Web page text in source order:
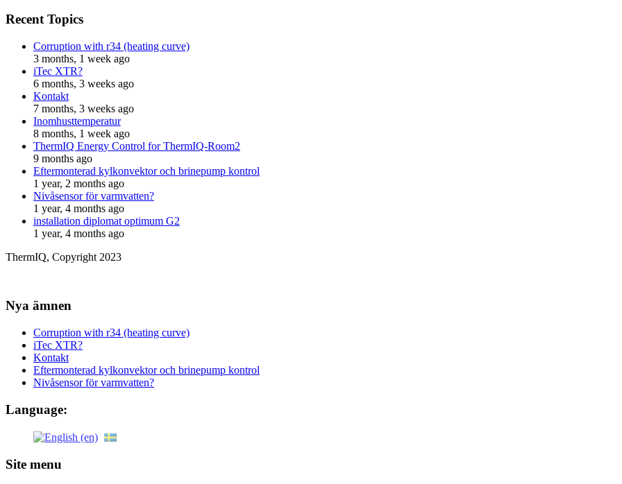
Recent Topics
Corruption with r34 (heating curve)
3 months, 1 week ago
iTec XTR?
6 months, 3 weeks ago
Kontakt
7 months, 3 weeks ago
Inomhusttemperatur
8 months, 1 week ago
ThermIQ Energy Control for ThermIQ-Room2
9 months ago
Eftermonterad kylkonvektor och brinepump kontrol
1 year, 2 months ago
Nivåsensor för varmvatten?
1 year, 4 months ago
installation diplomat optimum G2
1 year, 4 months ago
ThermIQ, Copyright 2023
Nya ämnen
Corruption with r34 (heating curve)
iTec XTR?
Kontakt
Eftermonterad kylkonvektor och brinepump kontrol
Nivåsensor för varmvatten?
Language:
Site menu